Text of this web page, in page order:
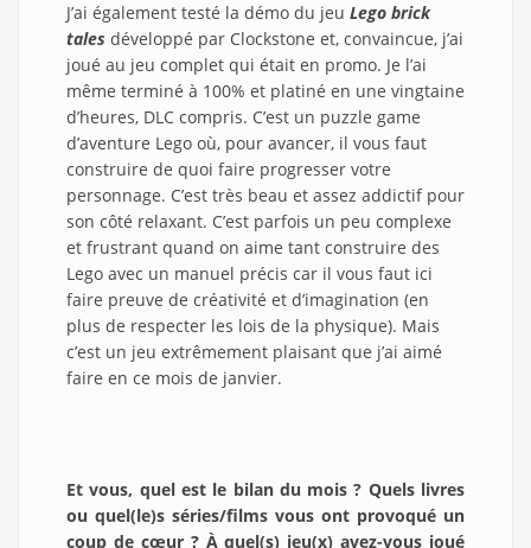
J’ai également testé la démo du jeu Lego brick
tales développé par Clockstone et, convaincue, j’ai
joué au jeu complet qui était en promo. Je l’ai
même terminé à 100% et platiné en une vingtaine
d’heures, DLC compris. C’est un puzzle game
d’aventure Lego où, pour avancer, il vous faut
construire de quoi faire progresser votre
personnage. C’est très beau et assez addictif pour
son côté relaxant. C’est parfois un peu complexe
et frustrant quand on aime tant construire des
Lego avec un manuel précis car il vous faut ici
faire preuve de créativité et d’imagination (en
plus de respecter les lois de la physique). Mais
c’est un jeu extrêmement plaisant que j’ai aimé
faire en ce mois de janvier.
Et vous, quel est le bilan du mois ? Quels livres
ou quel(le)s séries/films vous ont provoqué un
coup de cœur ? À quel(s) jeu(x) avez-vous joué